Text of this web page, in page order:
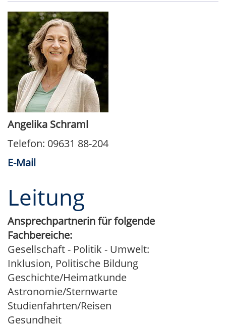
Angelika Schraml
Telefon: 09631 88-204
E-Mail
Leitung
Ansprechpartnerin für folgende
Fachbereiche:
Gesellschaft - Politik - Umwelt:
Inklusion, Politische Bildung
Geschichte/Heimatkunde
Astronomie/Sternwarte
Studienfahrten/Reisen
Gesundheit